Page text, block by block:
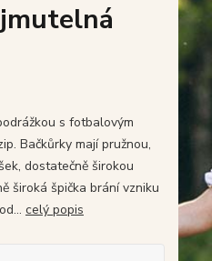
s fotbalovým
Bačkůrky mají pružnou,
dostatečně širokou
široká špička brání vzniku
celý popis